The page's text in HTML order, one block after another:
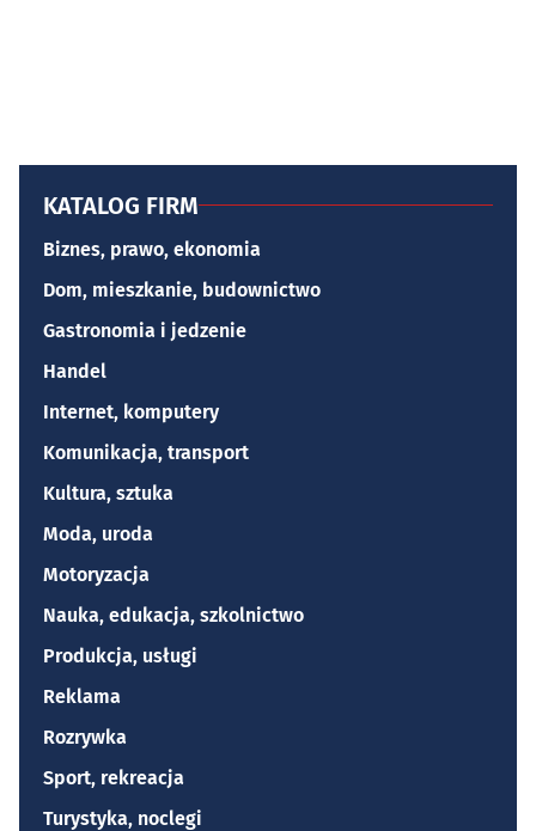
KATALOG FIRM
Biznes, prawo, ekonomia
Dom, mieszkanie, budownictwo
Gastronomia i jedzenie
Handel
Internet, komputery
Komunikacja, transport
Kultura, sztuka
Moda, uroda
Motoryzacja
Nauka, edukacja, szkolnictwo
Produkcja, usługi
Reklama
Rozrywka
Sport, rekreacja
Turystyka, noclegi